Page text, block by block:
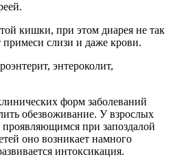
кишки, при этом диарея не так
слизи и даже крови.
энтероколит,
форм заболеваний
обезвоживание. У взрослых
при запоздалой
оно возникает намного
интоксикация.